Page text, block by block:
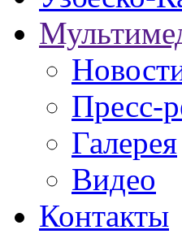
Пресс-
Галерея
Видео
Контакты